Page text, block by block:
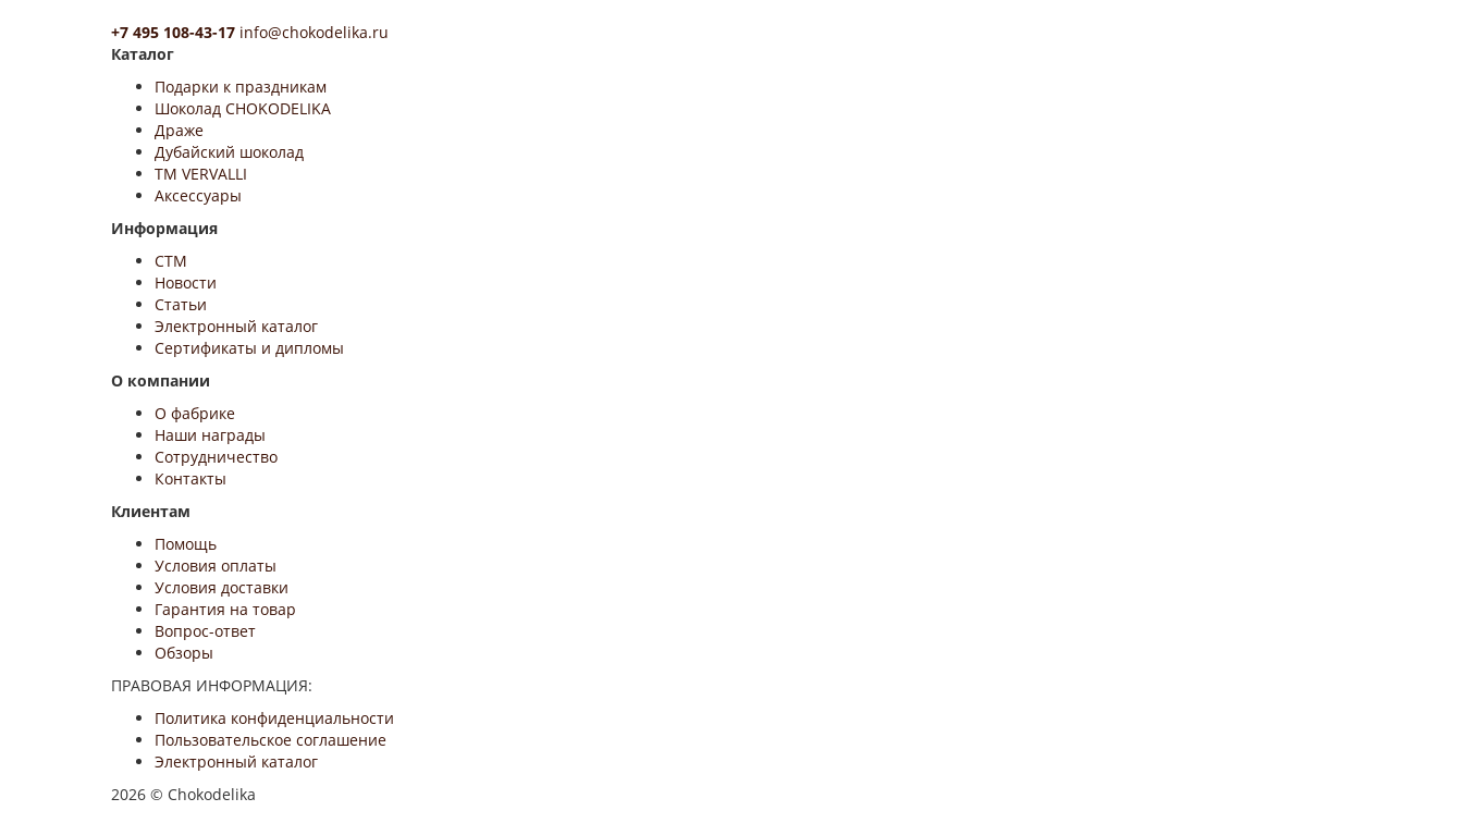
+7 495 108-43-17 info@chokodelika.ru
Каталог
Подарки к праздникам
Шоколад CHOKODELIKA
Драже
Дубайский шоколад
ТМ VERVALLI
Аксессуары
Информация
СТМ
Новости
Статьи
Электронный каталог
Сертификаты и дипломы
О компании
О фабрике
Наши награды
Сотрудничество
Контакты
Клиентам
Помощь
Условия оплаты
Условия доставки
Гарантия на товар
Вопрос-ответ
Обзоры
ПРАВОВАЯ ИНФОРМАЦИЯ:
Политика конфиденциальности
Пользовательское соглашение
Электронный каталог
2026 © Chokodelika